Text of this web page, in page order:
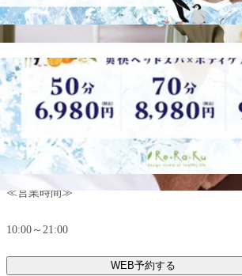
〒330-0854
埼玉県さいたま市大宮区桜木町2-3
DOMショッピングセンターPART1 地下1階
≪電話番号≫
048-871-7339
≪営業時間≫
10:00～21:00
WEB予約する